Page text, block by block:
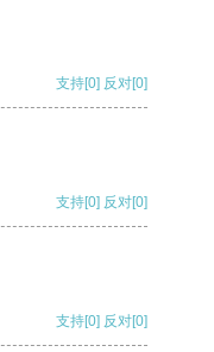
支持[0] 反对[0]
支持[0] 反对[0]
支持[0] 反对[0]